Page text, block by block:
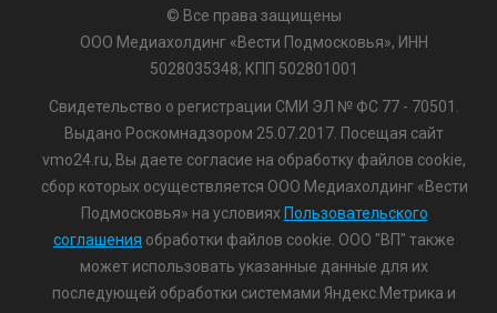
© Все права защищены
ООО Медиахолдинг «Вести Подмосковья», ИНН
5028035348; КПП 502801001
Свидетельство о регистрации СМИ ЭЛ № ФС 77 - 70501.
Выдано Роскомнадзором 25.07.2017. Посещая сайт
vmo24.ru, Вы даете согласие на обработку файлов cookie,
сбор которых осуществляется ООО Медиахолдинг «Вести
Подмосковья» на условиях Пользовательского
соглашения обработки файлов cookie. ООО "ВП" также
может использовать указанные данные для их
последующей обработки системами Яндекс.Метрика и